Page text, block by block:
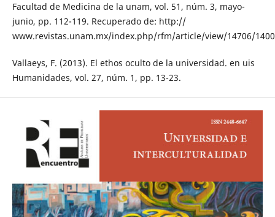
Facultad de Medicina de la unam, vol. 51, núm. 3, mayo-
junio, pp. 112-119. Recuperado de: http://
www.revistas.unam.mx/index.php/rfm/article/view/14706/
Vallaeys, F. (2013). El ethos oculto de la universidad. en uis
Humanidades, vol. 27, núm. 1, pp. 13-23.